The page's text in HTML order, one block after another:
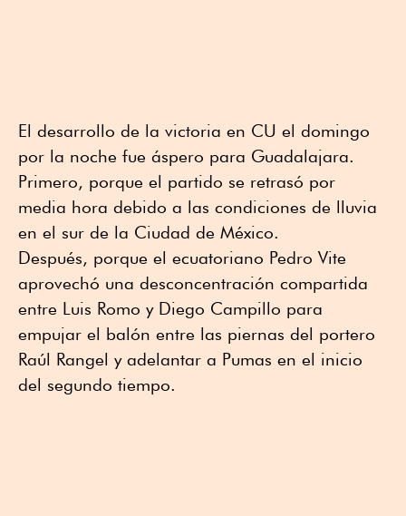
El desarrollo de la victoria en CU el domingo
por la noche fue áspero para Guadalajara.
Primero, porque el partido se retrasó por
media hora debido a las condiciones de lluvia
en el sur de la Ciudad de México.
Después, porque el ecuatoriano Pedro Vite
aprovechó una desconcentración compartida
entre Luis Romo y Diego Campillo para
empujar el balón entre las piernas del portero
Raúl Rangel y adelantar a Pumas en el inicio
del segundo tiempo.